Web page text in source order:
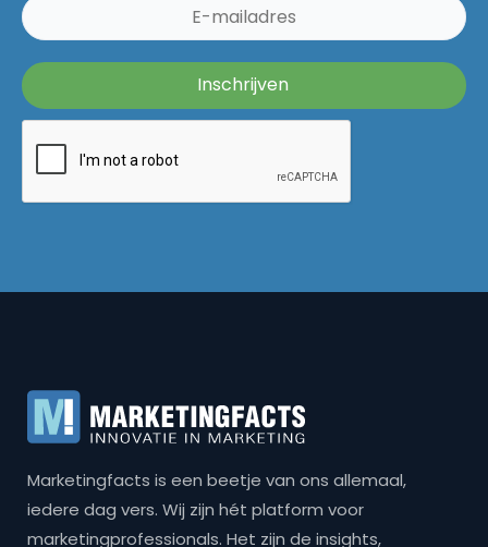
Marketingfacts is een beetje van ons allemaal,
iedere dag vers. Wij zijn hét platform voor
marketingprofessionals. Het zijn de insights,